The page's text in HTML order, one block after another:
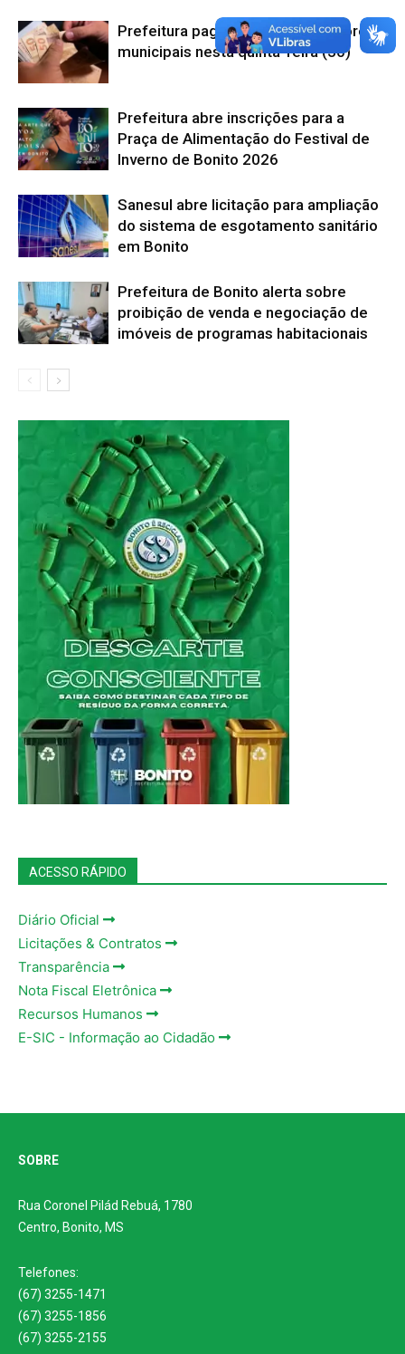
Prefeitura paga salário de servidores
municipais nesta quinta-feira (30)
Prefeitura abre inscrições para a
Praça de Alimentação do Festival de
Inverno de Bonito 2026
Sanesul abre licitação para ampliação
do sistema de esgotamento sanitário
em Bonito
Prefeitura de Bonito alerta sobre
proibição de venda e negociação de
imóveis de programas habitacionais
ACESSO RÁPIDO
Diário Oficial
Licitações & Contratos
Transparência
Nota Fiscal Eletrônica
Recursos Humanos
E-SIC - Informação ao Cidadão
SOBRE
Rua Coronel Pilád Rebuá, 1780
Centro, Bonito, MS
Telefones:
(67) 3255-1471
(67) 3255-1856
(67) 3255-2155